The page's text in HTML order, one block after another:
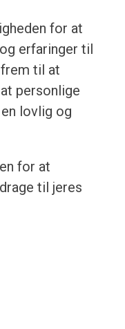
for at
erfaringer til
til at
personlige
lovlig og
for at
til jeres